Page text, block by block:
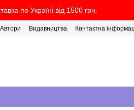
по Україні від 1500 грн.
Автори Видавництва Контактна